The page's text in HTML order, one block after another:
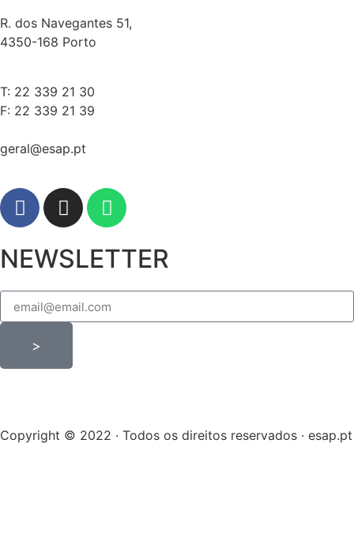
R. dos Navegantes 51,
4350-168 Porto
T: 22 339 21 30
F: 22 339 21 39
geral@esap.pt
NEWSLETTER
>
Copyright © 2022 · Todos os direitos reservados · esap.pt